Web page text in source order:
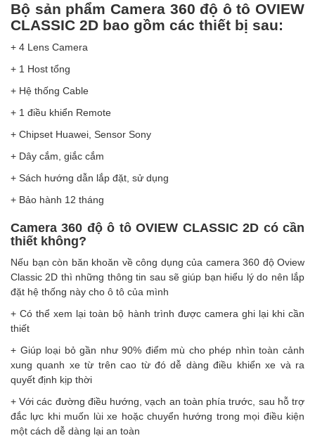
Bộ sản phẩm Camera 360 độ ô tô OVIEW
CLASSIC 2D bao gồm các thiết bị sau:
+ 4 Lens Camera
+ 1 Host tổng
+ Hệ thống Cable
+ 1 điều khiển Remote
+ Chipset Huawei, Sensor Sony
+ Dây cắm, giắc cắm
+ Sách hướng dẫn lắp đặt, sử dụng
+ Bảo hành 12 tháng
Camera 360 độ ô tô OVIEW CLASSIC 2D có cần
thiết không?
Nếu bạn còn băn khoăn về công dụng của camera 360 độ Oview
Classic 2D thì những thông tin sau sẽ giúp bạn hiểu lý do nên lắp
đặt hệ thống này cho ô tô của mình
+ Có thể xem lại toàn bộ hành trình được camera ghi lại khi cần
thiết
+ Giúp loại bỏ gần như 90% điểm mù cho phép nhìn toàn cảnh
xung quanh xe từ trên cao từ đó dễ dàng điều khiển xe và ra
quyết định kịp thời
+ Với các đường điều hướng, vạch an toàn phía trước, sau hỗ trợ
đắc lực khi muốn lùi xe hoặc chuyển hướng trong mọi điều kiện
một cách dễ dàng lại an toàn